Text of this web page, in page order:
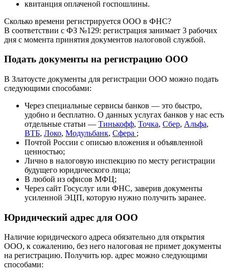
квитанция оплаченой госпошлины.
Сколько времени регистрируется ООО в ФНС?
В соответствии с ФЗ №129: регистрация занимает 3 рабочих
дня с момента принятия документов налоговой службой.
Подать документы на регистрацию ООО
В Златоусте документы для регистрации ООО можно подать
следующими способами:
Через специальные сервисы банков — это быстро,
удобно и бесплатно. О данных услугах банков у нас есть
отдельные статьи — Тинькофф, Точка, Сбер, Альфа,
ВТБ, Локо, Модульбанк, Сфера ;
Почтой России с описью вложения и объявленной
ценностью;
Лично в налоговую инспекцию по месту регистрации
будущего юридического лица;
В любой из офисов МФЦ;
Через сайт Госуслуг или ФНС, заверив документы
усиленной ЭЦП, которую нужно получить заранее.
Юридический адрес для ООО
Наличие юридического адреса обязательно для открытия
ООО, к сожалению, без него налоговая не примет документы
на регистрацию. Получить юр. адрес можно следующими
способами: